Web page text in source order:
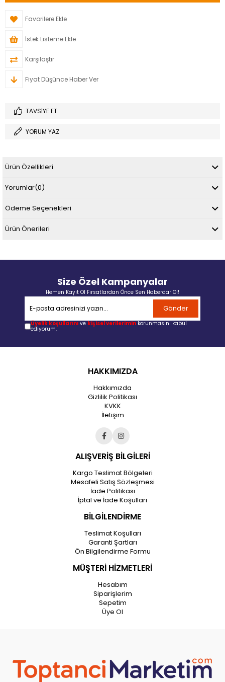
Favorilere Ekle
İstek Listeme Ekle
Karşılaştır
Fiyat Düşünce Haber Ver
TAVSIYE ET
YORUM YAZ
Ürün Özellikleri
Yorumlar(0)
Ödeme Seçenekleri
Ürün Önerileri
Size Özel Kampanyalar
Hemen Kayıt Ol Fırsatlardan Önce Sen Haberdar Ol!
Gönder
Üyelik koşullarını ve kişisel verilerimin korunmasını kabul
ediyorum.
HAKKIMIZDA
Hakkımızda
Gizlilik Politikası
KVKK
İletişim
ALIŞVERİŞ BİLGİLERİ
Kargo Teslimat Bölgeleri
Mesafeli Satış Sözleşmesi
İade Politikası
İptal ve İade Koşulları
BİLGİLENDİRME
Teslimat Koşulları
Garanti Şartları
Ön Bilgilendirme Formu
MÜŞTERİ HİZMETLERİ
Hesabım
Siparişlerim
Sepetim
Üye Ol